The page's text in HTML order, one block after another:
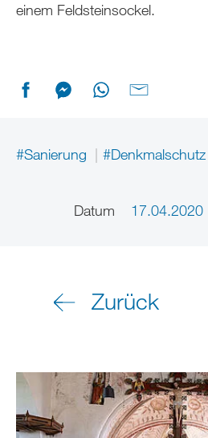
einem Feldsteinsockel.
#Sanierung #Denkmalschutz
Datum 17.04.2020
Zurück